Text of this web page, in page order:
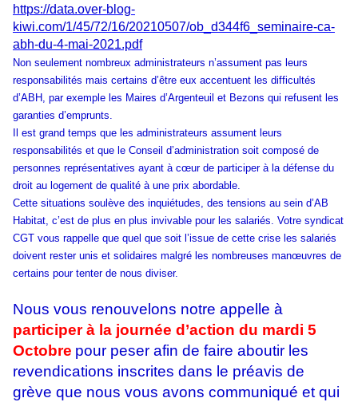
https://data.over-blog-
kiwi.com/1/45/72/16/20210507/ob_d344f6_seminaire-ca-
abh-du-4-mai-2021.pdf
Non seulement nombreux administrateurs n’assument pas leurs
responsabilités mais certains d’être eux accentuent les difficultés
d’ABH, par exemple les Maires d’Argenteuil et Bezons qui refusent les
garanties d’emprunts.
Il est grand temps que les administrateurs assument leurs
responsabilités et que le Conseil d’administration soit composé de
personnes représentatives ayant à cœur de participer à la défense du
droit au logement de qualité à une prix abordable.
Cette situations soulève des inquiétudes, des tensions au sein d’AB
Habitat, c’est de plus en plus invivable pour les salariés. Votre syndicat
CGT vous rappelle que quel que soit l’issue de cette crise les salariés
doivent rester unis et solidaires malgré les nombreuses manœuvres de
certains pour tenter de nous diviser.
Nous vous renouvelons notre appelle à
participer à la journée d’action du mardi 5
Octobre pour peser afin de faire aboutir les
revendications inscrites dans le préavis de
grève que nous vous avons communiqué et qui